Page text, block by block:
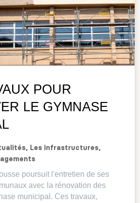
POUR
LE GYMNASE
, Les infrastructures,
poursuit l'entretien de ses
avec la rénovation des
municipal. Ces travaux,